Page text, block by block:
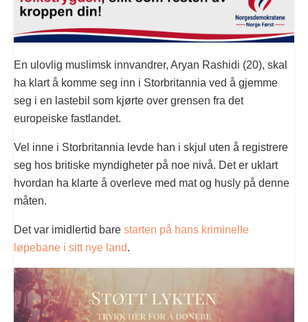
En ulovlig muslimsk innvandrer, Aryan Rashidi (20), skal
ha klart å komme seg inn i Storbritannia ved å gjemme
seg i en lastebil som kjørte over grensen fra det
europeiske fastlandet.
Vel inne i Storbritannia levde han i skjul uten å registrere
seg hos britiske myndigheter på noe nivå. Det er uklart
hvordan ha klarte å overleve med mat og husly på denne
måten.
Det var imidlertid bare starten på hans kriminelle
løpebane i sitt nye land.